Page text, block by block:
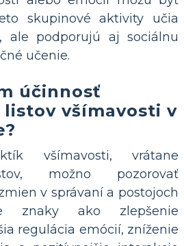
skupinové aktivity učia
ale podporujú aj sociálnu
učenie.
účinnosť
listov všímavosti v
všímavosti, vrátane
možno pozorovať
v správaní a postojoch
znaky ako zlepšenie
regulácia emócií, zníženie